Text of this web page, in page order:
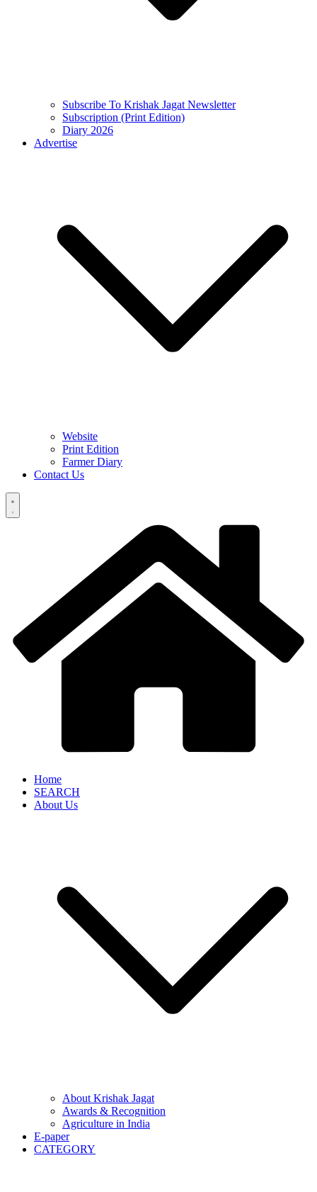
Subscribe To Krishak Jagat Newsletter
Subscription (Print Edition)
Diary 2026
Advertise
Website
Print Edition
Farmer Diary
Contact Us
Home
SEARCH
About Us
About Krishak Jagat
Awards & Recognition
Agriculture in India
E-paper
CATEGORY